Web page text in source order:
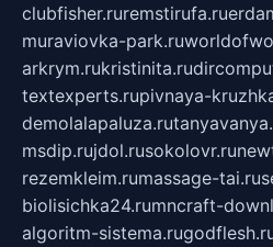
clubfisher.ruremstirufa.ru
muraviovka-park.ru
arkrym.rukristinita.ru
textexperts.rupivnaya-
demolalapaluza.ru
msdip.rujdol.rusokolovr.ru
rezemkleim.rumassage-tai.ru
biolisichka24.rumncraft-
algoritm-sistema.ru